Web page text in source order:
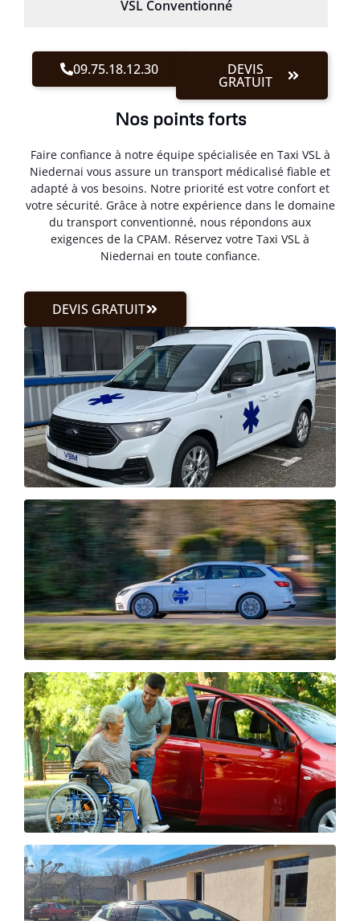
VSL Conventionné
09.75.18.12.30 DEVIS
GRATUIT
Nos points forts
Faire confiance à notre équipe spécialisée en Taxi VSL à
Niedernai vous assure un transport médicalisé fiable et
adapté à vos besoins. Notre priorité est votre confort et
votre sécurité. Grâce à notre expérience dans le domaine
du transport conventionné, nous répondons aux
exigences de la CPAM. Réservez votre Taxi VSL à
Niedernai en toute confiance.
DEVIS GRATUIT